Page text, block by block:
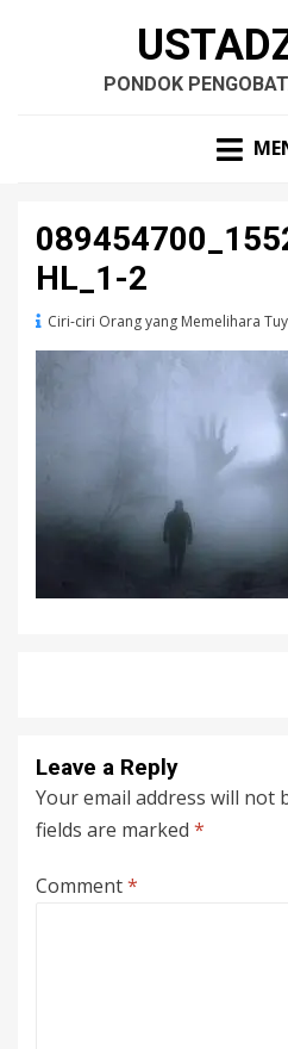
PONDOK
HL_1-2
Ciri-ciri Orang yang Memelihara
Leave a Reply
Your email address will not
fields are marked *
Comment*